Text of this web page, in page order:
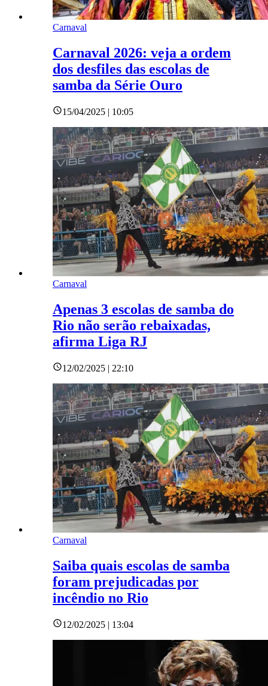
Carnaval
Carnaval 2026: veja a ordem
dos desfiles das escolas de
samba da Série Ouro
15/04/2025 | 10:05
Carnaval
Apenas 3 escolas de samba do
Rio não serão rebaixadas,
afirma Liga RJ
12/02/2025 | 22:10
Carnaval
Saiba quais escolas de samba
foram prejudicadas por
incêndio no Rio
12/02/2025 | 13:04